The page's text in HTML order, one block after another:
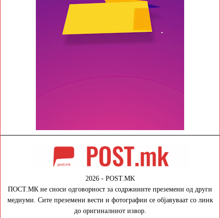
2026 - POST.MK
ПОСТ.МК не сноси одговорност за содржините преземени од други
медиуми. Сите преземени вести и фотографии се објавуваат со линк
до оригиналниот извор.